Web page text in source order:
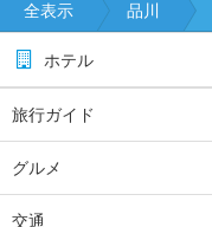
全表示 品川
ホテル
旅行ガイド
グルメ
交通